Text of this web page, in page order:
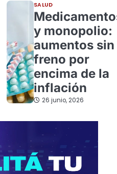
SALUD
y monopolio:
aumentos sin
freno por
encima de la
inflación
26 junio, 2026